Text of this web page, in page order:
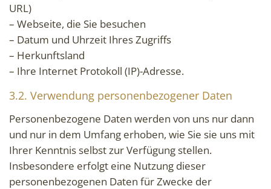
URL)
– Webseite, die Sie besuchen
– Datum und Uhrzeit Ihres Zugriffs
– Herkunftsland
– Ihre Internet Protokoll (IP)-Adresse.
3.2. Verwendung personenbezogener Daten
Personenbezogene Daten werden von uns nur dann
und nur in dem Umfang erhoben, wie Sie sie uns mit
Ihrer Kenntnis selbst zur Verfügung stellen.
Insbesondere erfolgt eine Nutzung dieser
personenbezogenen Daten für Zwecke der